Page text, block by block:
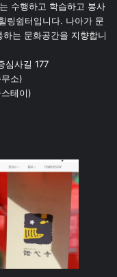
수행하고 학습하고 봉사
링쉼터입니다. 나아가 문
는 문화공간을 지향합니
심사길 177
소)
테이)